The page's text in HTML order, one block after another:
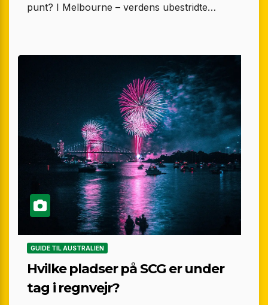
punt? I Melbourne – verdens ubestridte…
GUIDE TIL AUSTRALIEN
Hvilke pladser på SCG er under
tag i regnvejr?